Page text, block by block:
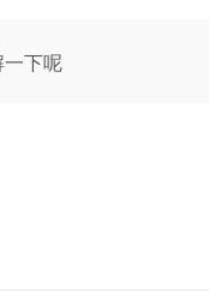
一下呢